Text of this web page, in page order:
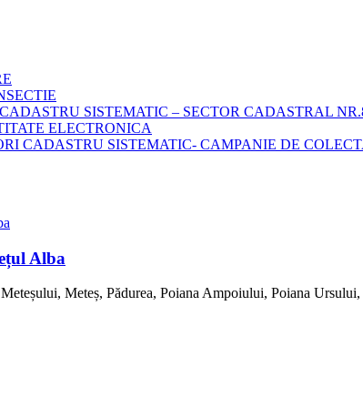
SISTEMATIC – SECTOR CADASTRAL
ELECTRONICA
CADASTRU SISTEMATIC- CAMPANIE DE
Alba
Meteș, Pădurea, Poiana Ampoiului, Poiana